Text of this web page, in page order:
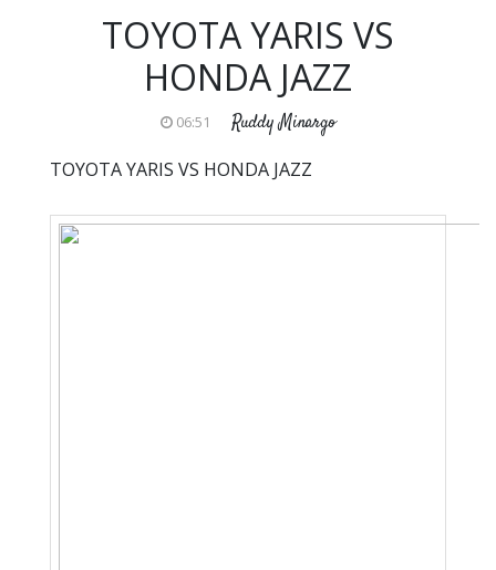
TOYOTA YARIS VS
HONDA JAZZ
06:51 Ruddy Minargo
TOYOTA YARIS VS HONDA JAZZ